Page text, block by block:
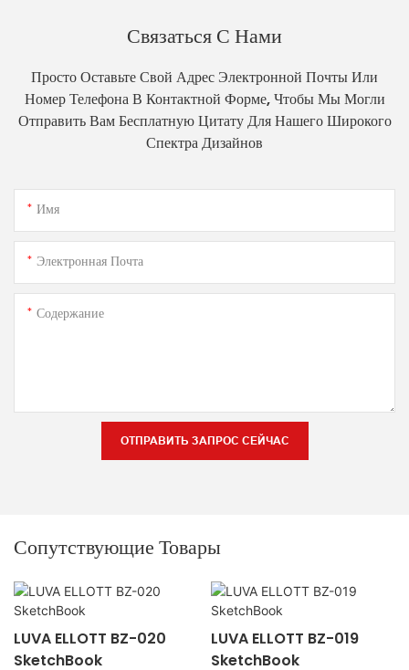
Связаться С Нами
Просто Оставьте Свой Адрес Электронной Почты Или
Номер Телефона В Контактной Форме, Чтобы Мы Могли
Отправить Вам Бесплатную Цитату Для Нашего Широкого
Спектра Дизайнов
Имя
Электронная Почта
Содержание
ОТПРАВИТЬ ЗАПРОС СЕЙЧАС
Сопутствующие Товары
LUVA ELLOTT BZ-020
SketchBook
LUVA ELLOTT BZ-019
SketchBook